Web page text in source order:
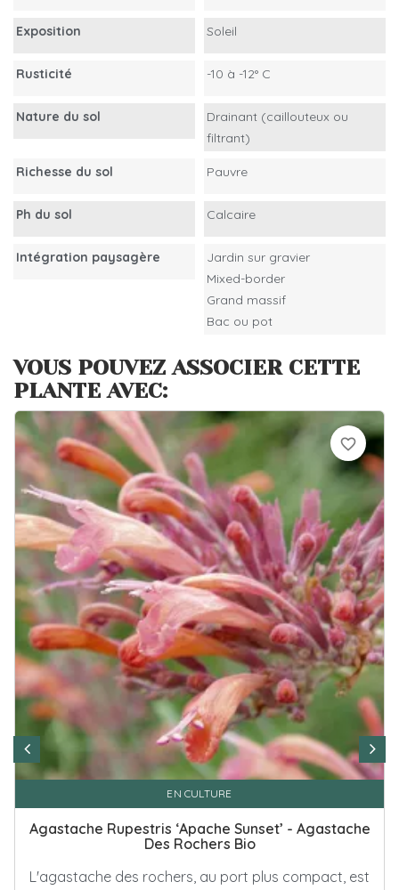
Exposition Soleil
Rusticité -10 à -12° C
Nature du sol
Drainant (caillouteux ou
filtrant)
Richesse du sol Pauvre
Ph du sol Calcaire
Intégration paysagère
Jardin sur gravier
Mixed-border
Grand massif
Bac ou pot
VOUS POUVEZ ASSOCIER CETTE
PLANTE AVEC:
EN CULTURE
Agastache Rupestris ‘Apache Sunset’ - Agastache
Des Rochers Bio
L'agastache des rochers, au port plus compact, est
favorite_border